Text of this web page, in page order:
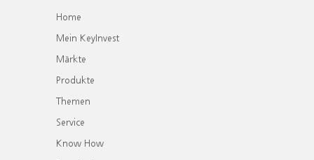
Home
Mein KeyInvest
Märkte
Produkte
Themen
Service
Know How